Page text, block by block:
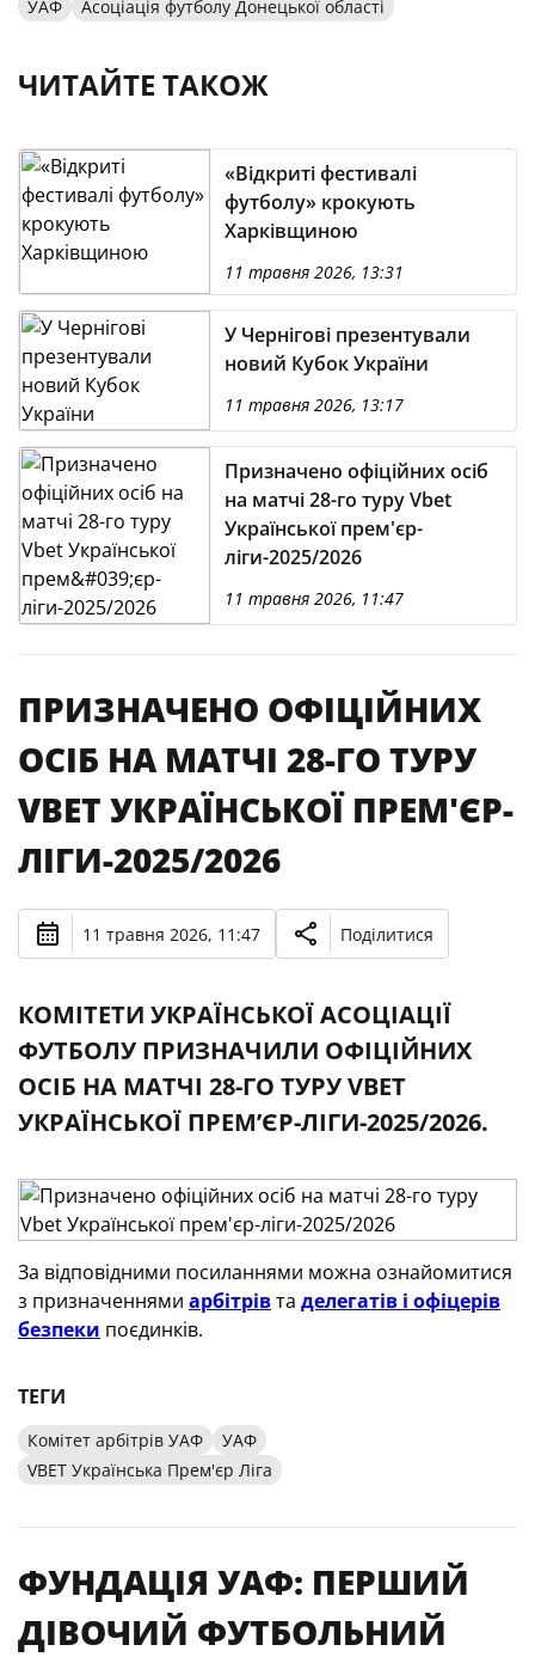
УАФ Асоціація футболу Донецької області
ЧИТАЙТЕ ТАКОЖ
«Відкриті фестивалі
футболу» крокують
Харківщиною
11 травня 2026, 13:31
У Чернігові презентували
новий Кубок України
11 травня 2026, 13:17
Призначено офіційних осіб
на матчі 28-го туру Vbet
Української прем'єр-
ліги-2025/2026
11 травня 2026, 11:47
ПРИЗНАЧЕНО ОФІЦІЙНИХ
ОСІБ НА МАТЧІ 28-ГО ТУРУ
VBET УКРАЇНСЬКОЇ ПРЕМ'ЄР-
ЛІГИ-2025/2026
11 травня 2026, 11:47 Поділитися
КОМІТЕТИ УКРАЇНСЬКОЇ АСОЦІАЦІЇ
ФУТБОЛУ ПРИЗНАЧИЛИ ОФІЦІЙНИХ
ОСІБ НА МАТЧІ 28-ГО ТУРУ VBET
УКРАЇНСЬКОЇ ПРЕМʼЄР-ЛІГИ-2025/2026.
За відповідними посиланнями можна ознайомитися
з призначеннями арбітрівта делегатів і офіцерів
безпеки поєдинків.
ТЕГИ
Комітет арбітрів УАФ
УАФ
VBET Українська Прем'єр Ліга
ФУНДАЦІЯ УАФ: ПЕРШИЙ
ДІВОЧИЙ ФУТБОЛЬНИЙ